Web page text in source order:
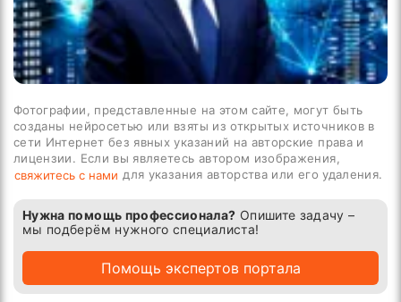
Фотографии, представленные на этом сайте, могут быть
созданы нейросетью или взяты из открытых источников в
сети Интернет без явных указаний на авторские права и
лицензии. Если вы являетесь автором изображения,
свяжитесь с нами для указания авторства или его удаления.
Нужна помощь профессионала? Опишите задачу –
мы подберём нужного специалиста!
Помощь экспертов портала